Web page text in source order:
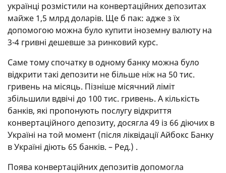
українці розмістили на конвертаційних депозитах
майже 1,5 млрд доларів. Ще б пак: адже з їх
допомогою можна було купити іноземну валюту на
3-4 гривні дешевше за ринковий курс.
Саме тому спочатку в одному банку можна було
відкрити такі депозити не більше ніж на 50 тис.
гривень на місяць. Пізніше місячний ліміт
збільшили вдвічі до 100 тис. гривень. А кількість
банків, які пропонують послугу відкриття
конвертаційного депозиту, досягла 49 із 66 діючих в
Україні на той момент (після ліквідації Айбокс Банку
в Україні діють 65 банків. – Ред.) .
Поява конвертаційних депозитів допомогла